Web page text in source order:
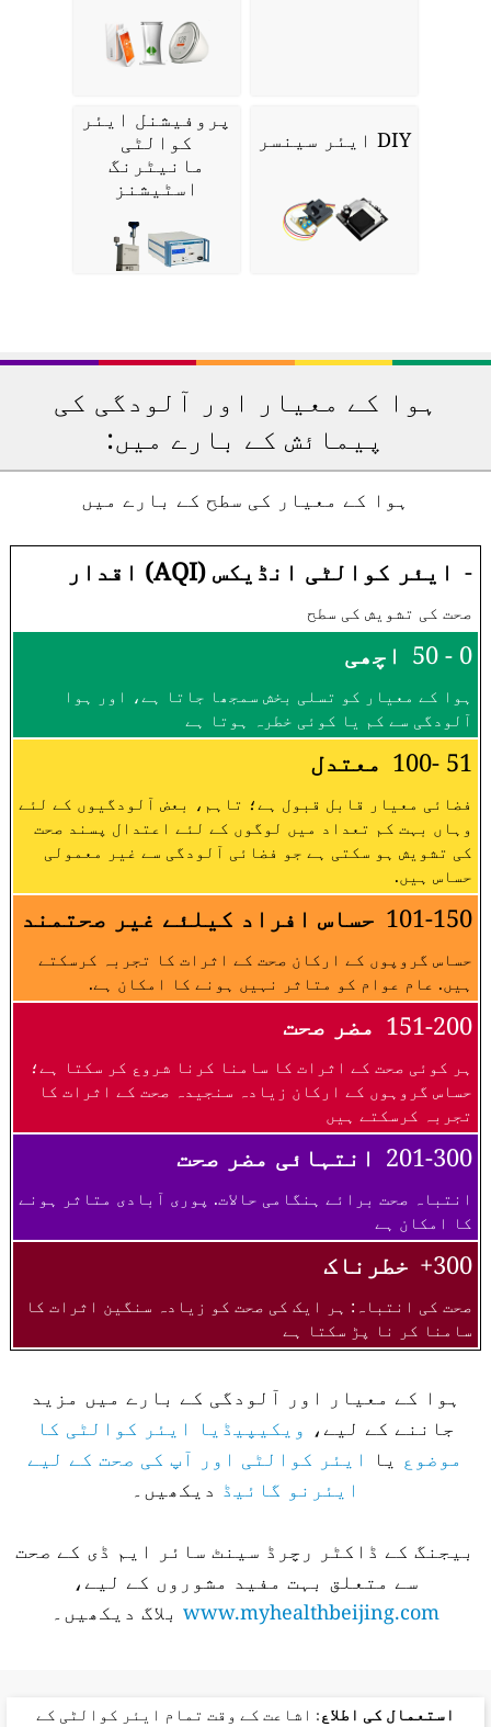
DIY ایئر سینسر
پروفیشنل ایئر
کوالٹی
مانیٹرنگ
اسٹیشنز
ہوا کے معیار اور آلودگی کی
پیمائش کے بارے میں:
ہوا کے معیار کی سطح کے بارے میں
- ایئر کوالٹی انڈیکس (AQI) اقدار
صحت کی تشویش کی سطح
0 - 50 اچھی
ہوا کے معیار کو تسلی بخش سمجھا جاتا ہے، اور ہوا
آلودگی سے کم یا کوئی خطرہ ہوتا ہے
51 -100 معتدل
فضائی معیار قابل قبول ہے؛ تاہم، بعض آلودگیوں کے لئے
وہاں بہت کم تعداد میں لوگوں کے لئے اعتدال پسند صحت
کی تشویش ہو سکتی ہے جو فضائی آلودگی سے غیر معمولی
حساس ہیں.
101-150 حساس افراد کیلئے غیر صحتمند
حساس گروپوں کے ارکان صحت کے اثرات کا تجربہ کرسکتے
ہیں. عام عوام کو متاثر نہیں ہونے کا امکان ہے.
151-200 مضر صحت
ہر کوئی صحت کے اثرات کا سامنا کرنا شروع کر سکتا ہے؛
حساس گروہوں کے ارکان زیادہ سنجیدہ صحت کے اثرات کا
تجربہ کرسکتے ہیں
201-300 انتہائی مضر صحت
انتباہ صحت برائے ہنگامی حالات. پوری آبادی متاثر ہونے
کا امکان ہے
300+ خطرناک
صحت کی انتباہ: ہر ایک کی صحت کو زیادہ سنگین اثرات کا
سامنا کر نا پڑ سکتا ہے
ہوا کے معیار اور آلودگی کے بارے میں مزید
جاننے کے لیے، ویکیپیڈیا ایئر کوالٹی کا
موضوعیا
ایئر کوالٹی اور آپ کی صحت کے لیے
ایئرنو گائیڈدیکھیں۔
بیجنگ کے ڈاکٹر رچرڈ سینٹ سائر ایم ڈی کے صحت
سے متعلق بہت مفید مشوروں کے لیے،
www.myhealthbeijing.comبلاگ دیکھیں۔
استعمال کی اطلاع: اشاعت کے وقت تمام ایئر کوالٹی کے